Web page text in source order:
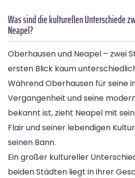
Was sind die kulturellen Unterschiede
Neapel?
Oberhausen und Neapel – zwei
ersten Blick kaum
Während Oberhausen für seine
Vergangenheit und seine
bekannt ist, zieht Neapel mit
Flair und seiner lebendigen
seinen Bann.
Ein großer kultureller
beiden Städten liegt in ihrer